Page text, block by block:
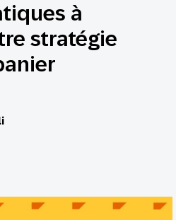
à
stratégie